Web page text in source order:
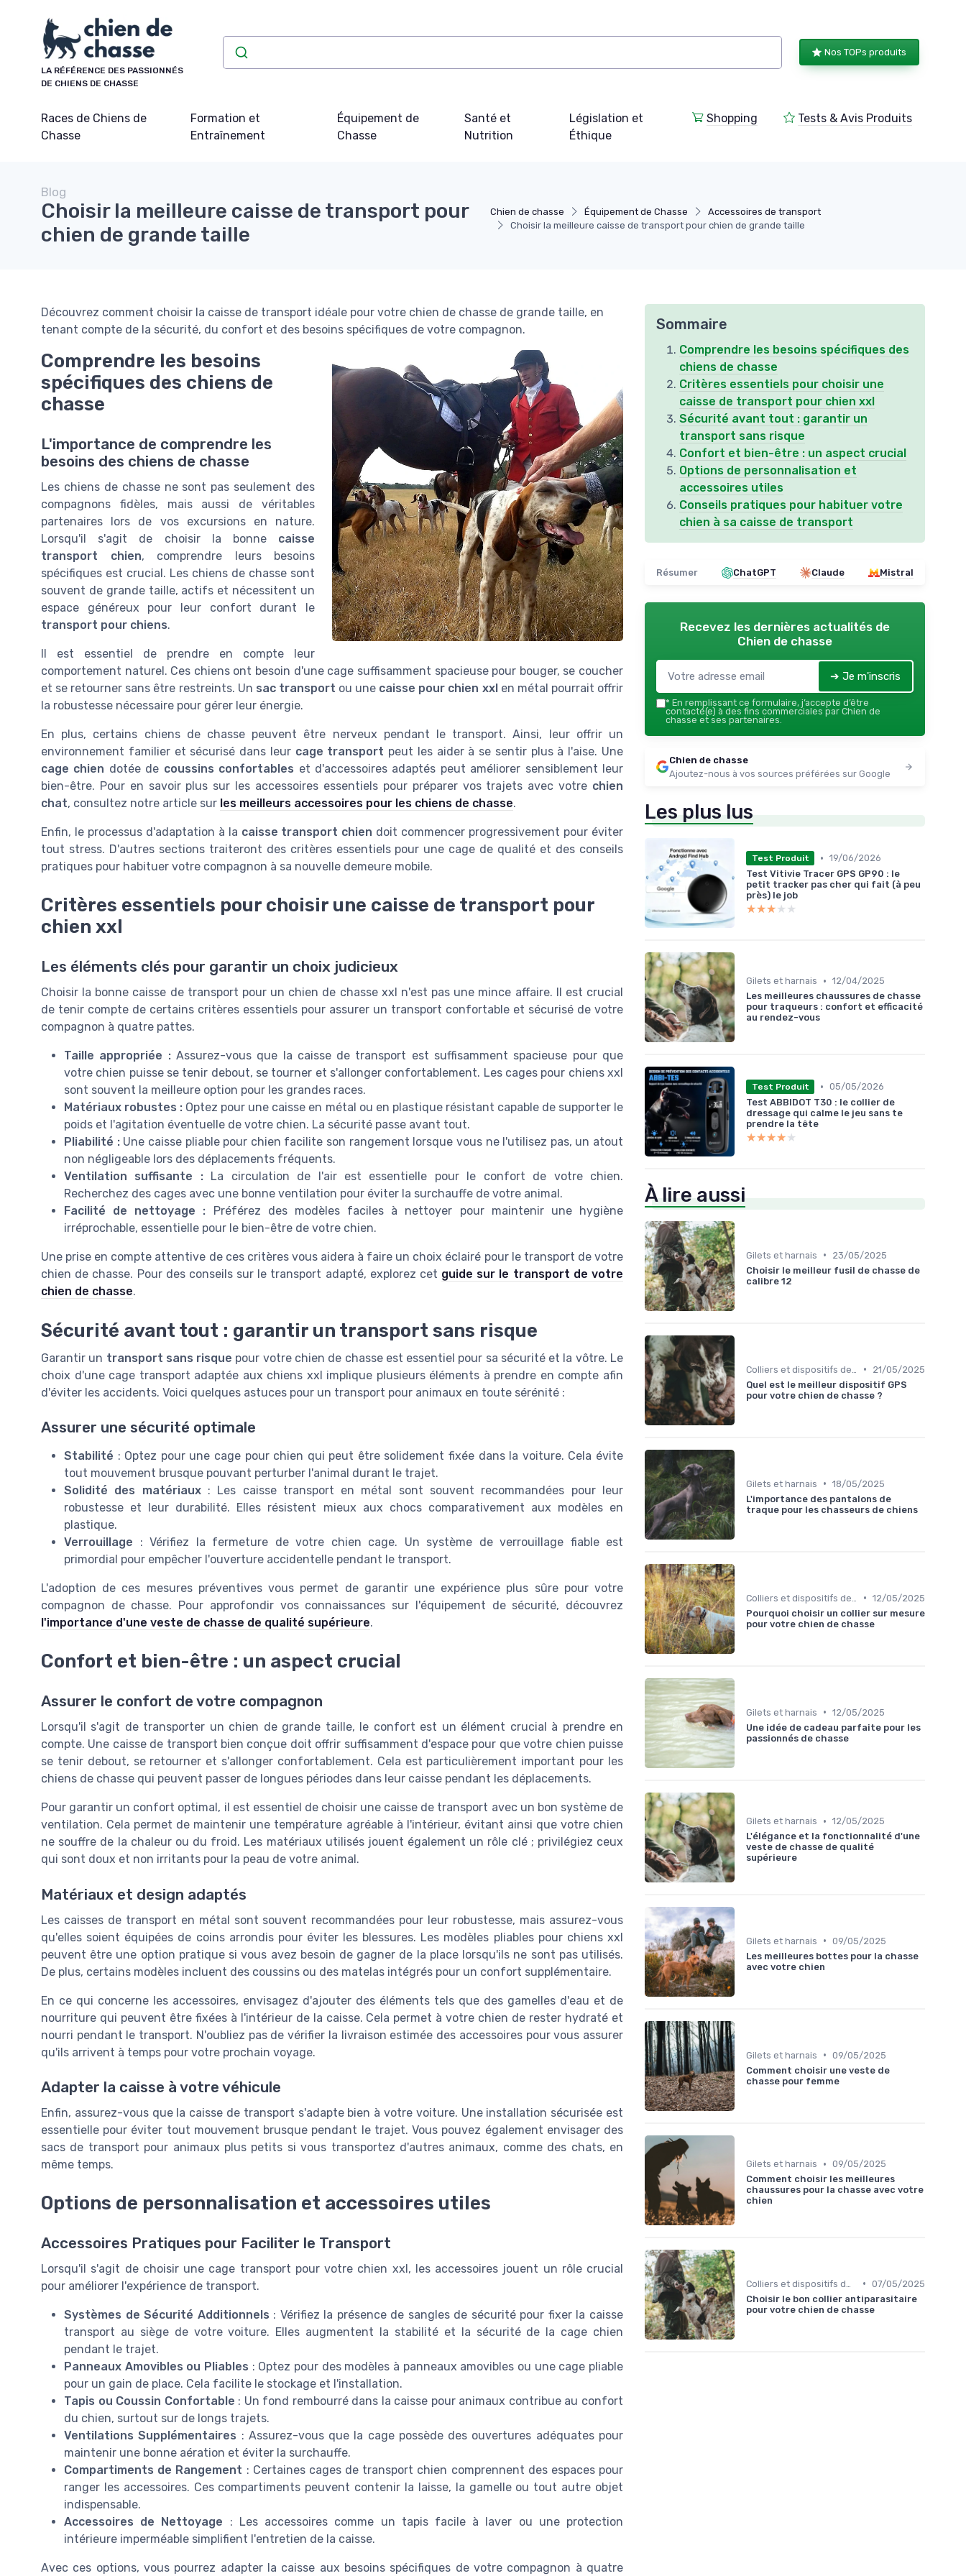
LA RÉFÉRENCE DES PASSIONNÉS
DE CHIENS DE CHASSE
Nos TOPs produits
Races de Chiens de
Chasse
Formation et
Entraînement
Équipement de
Chasse
Santé et
Nutrition
Législation et
Éthique
Shopping Tests & Avis Produits
Chien de chasse Équipement de Chasse
Accessoires de transport
Choisir la meilleure caisse de transport pour chien de grande taille
Blog
Choisir la meilleure caisse de transport pour
chien de grande taille
Découvrez comment choisir la caisse de transport idéale pour votre chien de chasse de grande taille, en
tenant compte de la sécurité, du confort et des besoins spécifiques de votre compagnon.
Comprendre les besoins
spécifiques des chiens de
chasse
L'importance de comprendre les
besoins des chiens de chasse
Les chiens de chasse ne sont pas seulement des
compagnons fidèles, mais aussi de véritables
partenaires lors de vos excursions en nature.
Lorsqu'il s'agit de choisir la bonne caisse
transport chien, comprendre leurs besoins
spécifiques est crucial. Les chiens de chasse sont
souvent de grande taille, actifs et nécessitent un
espace généreux pour leur confort durant le
transport pour chiens.
Il est essentiel de prendre en compte leur
comportement naturel. Ces chiens ont besoin d'une cage suffisamment spacieuse pour bouger, se coucher
et se retourner sans être restreints. Un sac transport ou une caisse pour chien xxlen métal pourrait offrir
la robustesse nécessaire pour gérer leur énergie.
En plus, certains chiens de chasse peuvent être nerveux pendant le transport. Ainsi, leur offrir un
environnement familier et sécurisé dans leur cage transport peut les aider à se sentir plus à l'aise. Une
cage chien dotée de coussins confortables et d'accessoires adaptés peut améliorer sensiblement leur
bien-être. Pour en savoir plus sur les accessoires essentiels pour préparer vos trajets avec votre chien
chat, consultez notre article sur les meilleurs accessoires pour les chiens de chasse.
Enfin, le processus d'adaptation à la caisse transport chien doit commencer progressivement pour éviter
tout stress. D'autres sections traiteront des critères essentiels pour une cage de qualité et des conseils
pratiques pour habituer votre compagnon à sa nouvelle demeure mobile.
Critères essentiels pour choisir une caisse de transport pour
chien xxl
Les éléments clés pour garantir un choix judicieux
Choisir la bonne caisse de transport pour un chien de chasse xxl n'est pas une mince affaire. Il est crucial
de tenir compte de certains critères essentiels pour assurer un transport confortable et sécurisé de votre
compagnon à quatre pattes.
Taille appropriée :Assurez-vous que la caisse de transport est suffisamment spacieuse pour que
votre chien puisse se tenir debout, se tourner et s'allonger confortablement. Les cages pour chiens xxl
sont souvent la meilleure option pour les grandes races.
Matériaux robustes : Optez pour une caisse en métal ou en plastique résistant capable de supporter le
poids et l'agitation éventuelle de votre chien. La sécurité passe avant tout.
Pliabilité :Une caisse pliable pour chien facilite son rangement lorsque vous ne l'utilisez pas, un atout
non négligeable lors des déplacements fréquents.
Ventilation suffisante :La circulation de l'air est essentielle pour le confort de votre chien.
Recherchez des cages avec une bonne ventilation pour éviter la surchauffe de votre animal.
Facilité de nettoyage : Préférez des modèles faciles à nettoyer pour maintenir une hygiène
irréprochable, essentielle pour le bien-être de votre chien.
Une prise en compte attentive de ces critères vous aidera à faire un choix éclairé pour le transport de votre
chien de chasse. Pour des conseils sur le transport adapté, explorez cet guide sur le transport de votre
chien de chasse.
Sécurité avant tout : garantir un transport sans risque
Garantir un transport sans risque pour votre chien de chasse est essentiel pour sa sécurité et la vôtre. Le
choix d'une cage transport adaptée aux chiens xxl implique plusieurs éléments à prendre en compte afin
d'éviter les accidents. Voici quelques astuces pour un transport pour animaux en toute sérénité :
Assurer une sécurité optimale
Stabilité : Optez pour une cage pourchien qui peut être solidement fixée dans la voiture. Cela évite
tout mouvement brusque pouvant perturber l'animal durant le trajet.
Solidité des matériaux: Les caisse transport en métal sont souvent recommandées pour leur
robustesse et leur durabilité. Elles résistent mieux aux chocs comparativement aux modèles en
plastique.
Verrouillage : Vérifiez la fermeture de votre chien cage. Un système de verrouillage fiable est
primordial pour empêcher l'ouverture accidentelle pendant le transport.
L'adoption de ces mesures préventives vous permet de garantir une expérience plus sûre pour votre
compagnon de chasse. Pour approfondir vos connaissances sur l'équipement de sécurité, découvrez
l'importance d'une veste de chasse de qualité supérieure.
Confort et bien-être : un aspect crucial
Assurer le confort de votre compagnon
Lorsqu'il s'agit de transporter un chien de grande taille, le confort est un élément crucial à prendre en
compte. Une caisse de transport bien conçue doit offrir suffisamment d'espace pour que votre chien puisse
se tenir debout, se retourner et s'allonger confortablement. Cela est particulièrement important pour les
chiens de chasse qui peuvent passer de longues périodes dans leur caisse pendant les déplacements.
Pour garantir un confort optimal, il est essentiel de choisir une caisse de transport avec un bon système de
ventilation. Cela permet de maintenir une température agréable à l'intérieur, évitant ainsi que votre chien
ne souffre de la chaleur ou du froid. Les matériaux utilisés jouent également un rôle clé ; privilégiez ceux
qui sont doux et non irritants pour la peau de votre animal.
Matériaux et design adaptés
Les caisses de transport en métal sont souvent recommandées pour leur robustesse, mais assurez-vous
qu'elles soient équipées de coins arrondis pour éviter les blessures. Les modèles pliables pour chiens xxl
peuvent être une option pratique si vous avez besoin de gagner de la place lorsqu'ils ne sont pas utilisés.
De plus, certains modèles incluent des coussins ou des matelas intégrés pour un confort supplémentaire.
En ce qui concerne les accessoires, envisagez d'ajouter des éléments tels que des gamelles d'eau et de
nourriture qui peuvent être fixées à l'intérieur de la caisse. Cela permet à votre chien de rester hydraté et
nourri pendant le transport. N'oubliez pas de vérifier la livraison estimée des accessoires pour vous assurer
qu'ils arrivent à temps pour votre prochain voyage.
Adapter la caisse à votre véhicule
Enfin, assurez-vous que la caisse de transport s'adapte bien à votre voiture. Une installation sécurisée est
essentielle pour éviter tout mouvement brusque pendant le trajet. Vous pouvez également envisager des
sacs de transport pour animaux plus petits si vous transportez d'autres animaux, comme des chats, en
même temps.
Options de personnalisation et accessoires utiles
Accessoires Pratiques pour Faciliter le Transport
Lorsqu'il s'agit de choisir une cage transport pour votre chien xxl, les accessoires jouent un rôle crucial
pour améliorer l'expérience de transport.
Systèmes de Sécurité Additionnels : Vérifiez la présence de sangles de sécurité pour fixer la caisse
transport au siège de votre voiture. Elles augmentent la stabilité et la sécurité de la cage chien
pendant le trajet.
Panneaux Amovibles ou Pliables : Optez pour des modèles à panneaux amovibles ou une cage pliable
pour un gain de place. Cela facilite le stockage et l'installation.
Tapis ou Coussin Confortable : Un fond rembourré dans la caisse pour animaux contribue au confort
du chien, surtout sur de longs trajets.
Ventilations Supplémentaires : Assurez-vous que la cage possède des ouvertures adéquates pour
maintenir une bonne aération et éviter la surchauffe.
Compartiments de Rangement : Certaines cages de transport chien comprennent des espaces pour
ranger les accessoires. Ces compartiments peuvent contenir la laisse, la gamelle ou tout autre objet
indispensable.
Accessoires de Nettoyage : Les accessoires comme un tapis facile à laver ou une protection
intérieure imperméable simplifient l'entretien de la caisse.
Avec ces options, vous pourrez adapter la caisse aux besoins spécifiques de votre compagnon à quatre
Sommaire
Comprendre les besoins spécifiques des
chiens de chasse
Critères essentiels pour choisir une
caisse de transport pour chien xxl
Sécurité avant tout : garantir un
transport sans risque
Confort et bien-être : un aspect crucial
Options de personnalisation et
accessoires utiles
Conseils pratiques pour habituer votre
chien à sa caisse de transport
Résumer ChatGPT Claude Mistral
Recevez les dernières actualités de
Chien de chasse
➔ Je m'inscris
* En remplissant ce formulaire, j’accepte d’être
contacté(e) à des fins commerciales par Chien de
chasse et ses partenaires.
Chien de chasse
Ajoutez-nous à vos sources préférées sur Google
Les plus lus
Test Produit • 19/06/2026
Test Vitivie Tracer GPS GP90 : le
petit tracker pas cher qui fait (à peu
près) le job
★★★★★
★★★★★
Gilets et harnais • 12/04/2025
Les meilleures chaussures de chasse
pour traqueurs : confort et efficacité
au rendez-vous
Test Produit • 05/05/2026
Test ABBIDOT T30 : le collier de
dressage qui calme le jeu sans te
prendre la tête
★★★★★
★★★★★
À lire aussi
Gilets et harnais •
23/05/2025
Choisir le meilleur fusil de chasse de
calibre 12
•
21/05/2025
Quel est le meilleur dispositif GPS
pour votre chien de chasse ?
Gilets et harnais • 18/05/2025
L'importance des pantalons de
traque pour les chasseurs de chiens
• 12/05/2025
Pourquoi choisir un collier sur mesure
pour votre chien de chasse
Gilets et harnais • 12/05/2025
Une idée de cadeau parfaite pour les
passionnés de chasse
Gilets et harnais • 12/05/2025
L'élégance et la fonctionnalité d'une
veste de chasse de qualité
supérieure
Gilets et harnais • 09/05/2025
Les meilleures bottes pour la chasse
avec votre chien
Gilets et harnais • 09/05/2025
Comment choisir une veste de
chasse pour femme
Gilets et harnais • 09/05/2025
Comment choisir les meilleures
chaussures pour la chasse avec votre
chien
• 07/05/2025
Choisir le bon collier antiparasitaire
pour votre chien de chasse